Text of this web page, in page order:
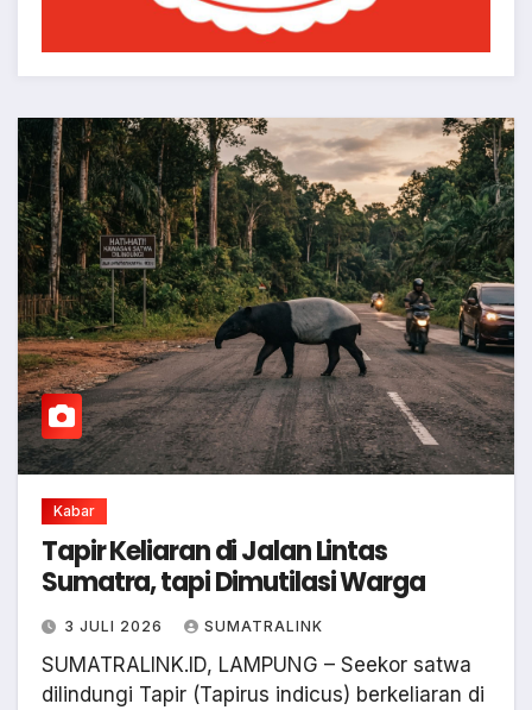
Kabar
Tapir Keliaran di Jalan Lintas
Sumatra, tapi Dimutilasi Warga
3 JULI 2026 SUMATRALINK
SUMATRALINK.ID, LAMPUNG – Seekor satwa
dilindungi Tapir (Tapirus indicus) berkeliaran di